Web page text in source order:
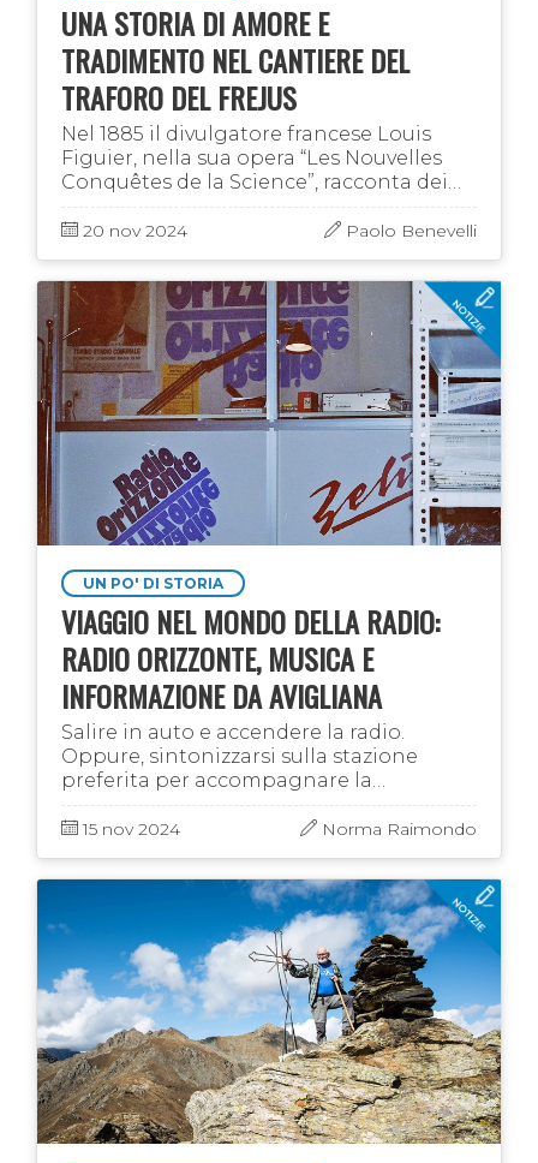
UNA STORIA DI AMORE E
TRADIMENTO NEL CANTIERE DEL
TRAFORO DEL FREJUS
Nel 1885 il divulgatore francese Louis
Figuier, nella sua opera “Les Nouvelles
Conquêtes de la Science”, racconta dei
lavori al traforo del Frejus e di Pietro
Bamba, un operaio che “volle morire …
20 nov 2024 Paolo Benevelli
UN PO' DI STORIA
VIAGGIO NEL MONDO DELLA RADIO:
RADIO ORIZZONTE, MUSICA E
INFORMAZIONE DA AVIGLIANA
Salire in auto e accendere la radio.
Oppure, sintonizzarsi sulla stazione
preferita per accompagnare la
quotidianità domestica. Sono gesti
automatici, ormai, che la dicono lunga
15 nov 2024 Norma Raimondo